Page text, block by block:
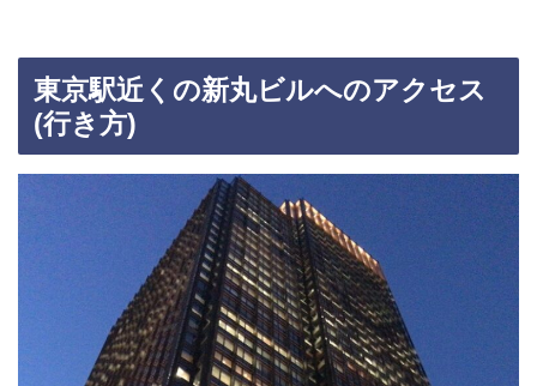
東京駅近くの新丸ビルへのアクセス
(行き方)